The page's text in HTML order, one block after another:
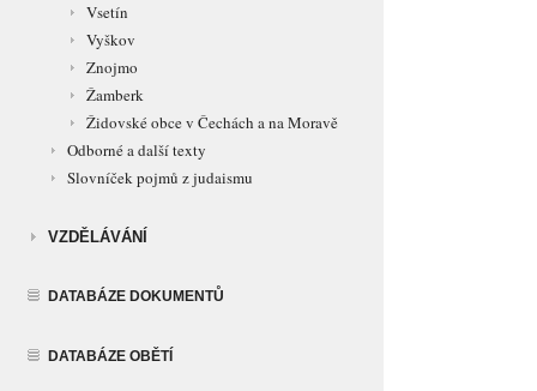
Vsetín
Vyškov
Znojmo
Žamberk
Židovské obce v Čechách a na Moravě
Odborné a další texty
Slovníček pojmů z judaismu
VZDĚLÁVÁNÍ
DATABÁZE DOKUMENTŮ
DATABÁZE OBĚTÍ